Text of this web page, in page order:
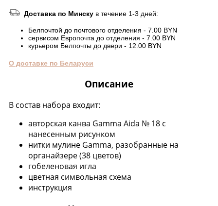
Доставка по Минску в течение 1-3 дней:
Белпочтой до почтового отделения - 7.00 BYN
сервисом Европочта до отделения - 7.00 BYN
курьером Белпочты до двери - 12.00 BYN
О доставке по Беларуси
Описание
В состав набора входит:
авторская канва Gamma Aida № 18 с
нанесенным рисунком
нитки мулине Gamma, разобранные на
органайзере (38 цветов)
гобеленовая игла
цветная символьная схема
инструкция